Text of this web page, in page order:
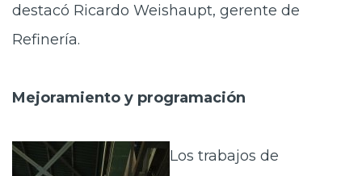
destacó Ricardo Weishaupt, gerente de
Refinería.
Mejoramiento y programación
Los trabajos de